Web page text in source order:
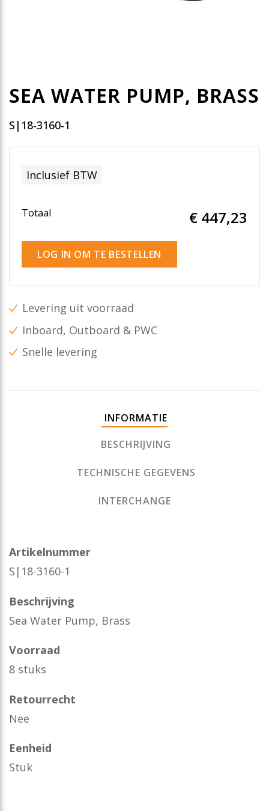
SEA WATER PUMP, BRASS
S|18-3160-1
Inclusief BTW
Totaal € 447,23
LOG IN OM TE BESTELLEN
Levering uit voorraad
Inboard, Outboard & PWC
Snelle levering
INFORMATIE
BESCHRIJVING
TECHNISCHE GEGEVENS
INTERCHANGE
Artikelnummer
S|18-3160-1
Beschrijving
Sea Water Pump, Brass
Voorraad
8 stuks
Retourrecht
Nee
Eenheid
Stuk